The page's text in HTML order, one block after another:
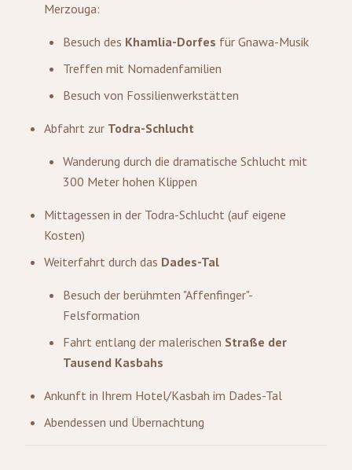
Merzouga:
Besuch des Khamlia-Dorfes für Gnawa-Musik
Treffen mit Nomadenfamilien
Besuch von Fossilienwerkstätten
Abfahrt zur Todra-Schlucht
Wanderung durch die dramatische Schlucht mit
300 Meter hohen Klippen
Mittagessen in der Todra-Schlucht (auf eigene
Kosten)
Weiterfahrt durch das Dades-Tal
Besuch der berühmten "Affenfinger"-
Felsformation
Fahrt entlang der malerischen Straße der
Tausend Kasbahs
Ankunft in Ihrem Hotel/Kasbah im Dades-Tal
Abendessen und Übernachtung